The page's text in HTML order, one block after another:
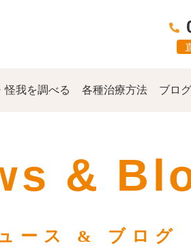
怪我を調べる 各種治療方法 ブログ
&
ース & ブログ